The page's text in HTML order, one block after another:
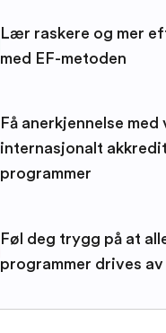
Lær raskere og mer
med EF-metoden
Få anerkjennelse med
internasjonalt
programmer
Føl deg trygg på at
programmer drives av